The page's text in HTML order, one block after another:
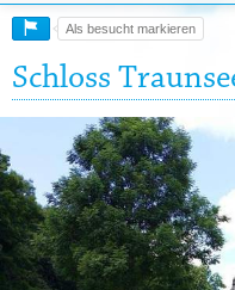
Als besucht markieren
Schloss